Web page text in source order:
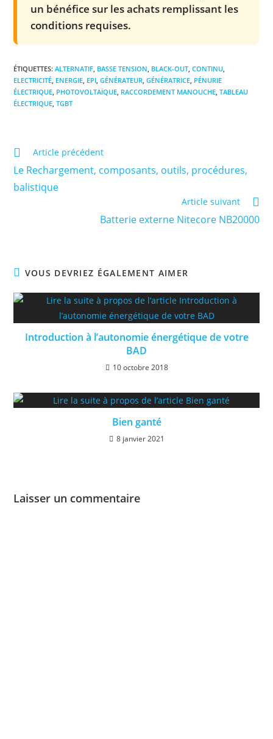
un bénéfice sur les achats remplissant les
conditions requises.
ÉTIQUETTES:ALTERNATIF BASSE TENSION BLACK-OUT CONTINU
ELECTRICITÉ ENERGIE EPI GÉNÉRATEUR GÉNÉRATRICE PÉNURIE
ÉLECTRIQUE PHOTOVOLTAÏQUE RACCORDEMENT MANOUCHE TABLEAU
ÉLECTRIQUE TGBT
Read
articles
Article précédent
Le Rechargement, composants, outils, procédures,
balistique
Article suivant
Batterie externe Nitecore NB20000
VOUS DEVRIEZ ÉGALEMENT AIMER
Introduction à l’autonomie énergétique de votre
BAD
10 octobre 2018
Bien ganté
8 janvier 2021
Laisser un commentaire